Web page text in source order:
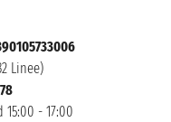
Linee)
- 17:00